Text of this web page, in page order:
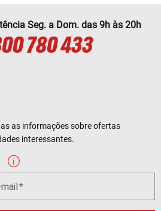
Seg. a Dom. das 9h às 20h
780 433
as informações sobre ofertas
interessantes.